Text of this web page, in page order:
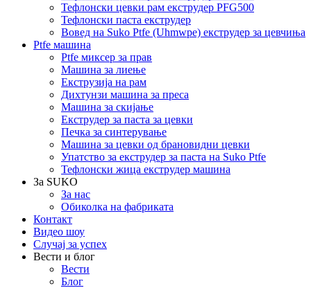
Тефлонски цевки рам екструдер PFG500
Тефлонски паста екструдер
Вовед на Suko Ptfe (Uhmwpe) екструдер за цевчиња
Ptfe машина
Ptfe миксер за прав
Машина за лиење
Екструзија на рам
Дихтунзи машина за преса
Машина за скијање
Екструдер за паста за цевки
Печка за синтерување
Машина за цевки од брановидни цевки
Упатство за екструдер за паста на Suko Ptfe
Тефлонски жица екструдер машина
За SUKO
За нас
Обиколка на фабриката
Контакт
Видео шоу
Случај за успех
Вести и блог
Вести
Блог